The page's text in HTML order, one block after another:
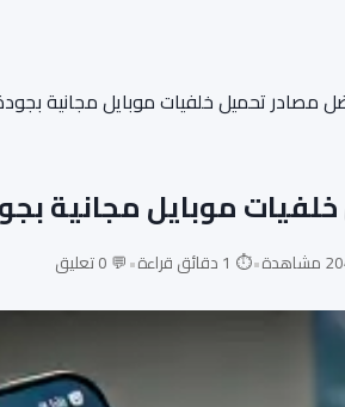
مصادر تحميل خلفيات موبايل مجانية
موبايل مجانية بجودة
•⏱ 1 دقائق قراءة •💬 0 تعليق